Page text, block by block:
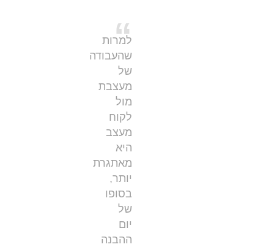
“
למרות
שהעבודה
של
מעצבת
מול
לקוח
מעצב
היא
מאתגרת
יותר,
בסופו
של
יום
ההבנה